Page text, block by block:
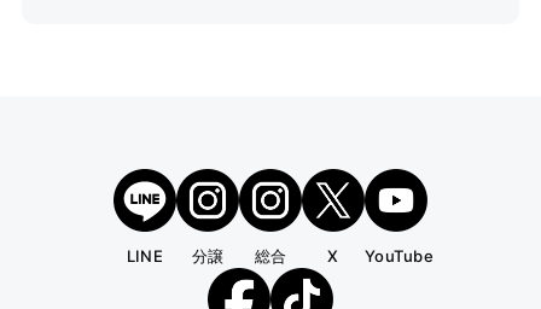
LINE 分譲 総合 X YouTube